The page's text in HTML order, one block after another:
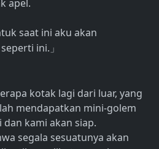
apel.
saat ini aku akan
ini. 」
kotak lagi dari luar, yang
mendapatkan mini-golem
kami akan siap.
segala sesuatunya akan